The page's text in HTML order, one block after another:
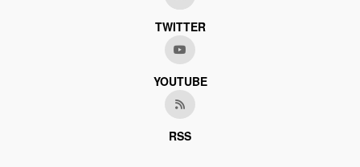
TWITTER
YOUTUBE
RSS